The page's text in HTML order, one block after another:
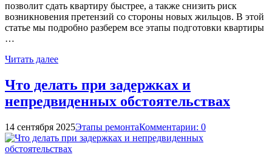
позволит сдать квартиру быстрее, а также снизить риск
возникновения претензий со стороны новых жильцов. В этой
статье мы подробно разберем все этапы подготовки квартиры
…
Читать далее
Что делать при задержках и
непредвиденных обстоятельствах
14 сентября 2025Этапы ремонтаКомментарии: 0